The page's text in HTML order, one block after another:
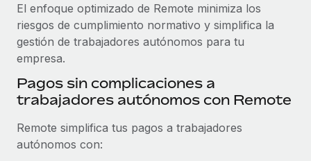
El enfoque optimizado de Remote minimiza los
riesgos de cumplimiento normativo y simplifica la
gestión de trabajadores autónomos para tu
empresa.
Pagos sin complicaciones a
trabajadores autónomos con Remote
Remote simplifica tus pagos a trabajadores
autónomos con: